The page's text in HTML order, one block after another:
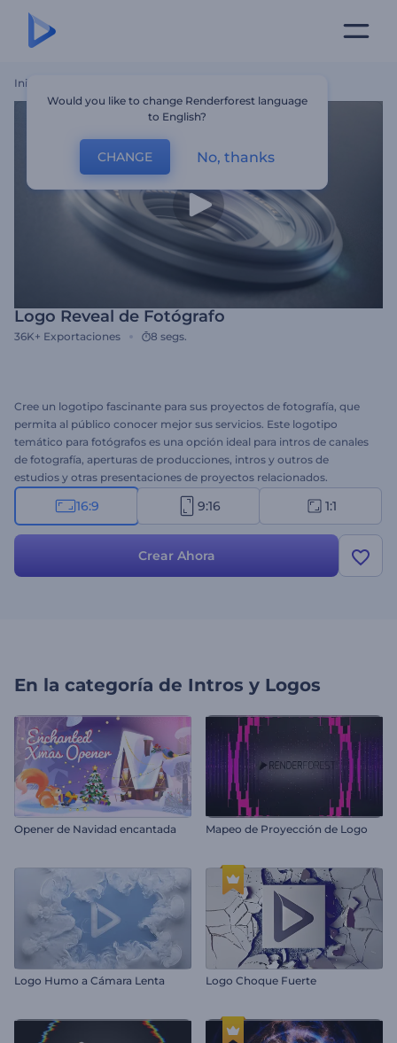
Inicio
Logo Reveal de Fotógrafo
36K+ Exportaciones 8 segs.
Cree un logotipo fascinante para sus proyectos de fotografía, que
permita al público conocer mejor sus servicios. Este logotipo
temático para fotógrafos es una opción ideal para intros de canales
de fotografía, aperturas de producciones, intros y outros de
estudios y otras presentaciones de proyectos relacionados.
Simplemente arrastre y suelte su archivo, añada su título y
prepárese para disfrutar de su animación de vídeo profesional en
16:9 9:16 1:1
Crear Ahora
En la categoría de Intros y Logos
Opener de Navidad encantada Mapeo de Proyección de Logo
Logo Humo a Cámara Lenta Logo Choque Fuerte
Would you like to change Renderforest language
to English?
CHANGE No, thanks